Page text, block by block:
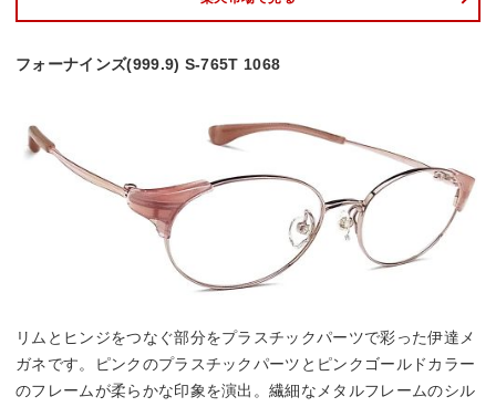
フォーナインズ(999.9) S-765T 1068
リムとヒンジをつなぐ部分をプラスチックパーツで彩った伊達メ
ガネです。ピンクのプラスチックパーツとピンクゴールドカラー
のフレームが柔らかな印象を演出。繊細なメタルフレームのシル